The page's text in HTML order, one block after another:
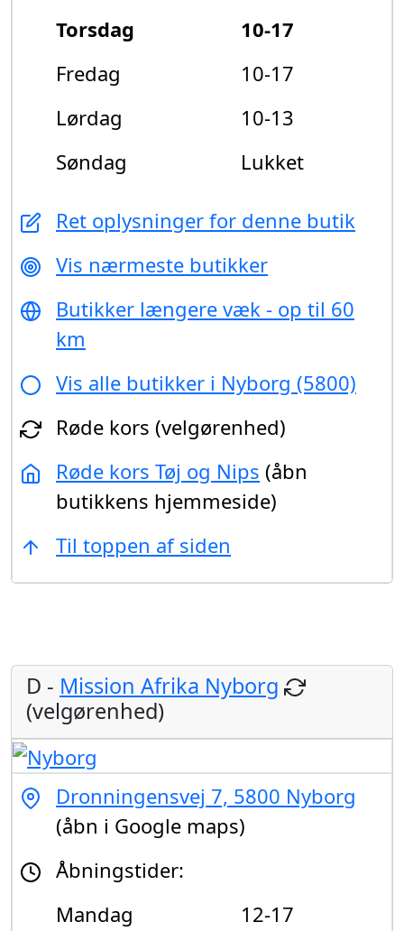
Torsdag
10-17
Fredag
10-17
Lørdag
10-13
Søndag
Lukket
Ret oplysninger for denne butik
Vis nærmeste butikker
Butikker længere væk - op til 60
km
Vis alle butikker i Nyborg (5800)
Røde kors (velgørenhed)
Røde kors Tøj og Nips (åbn
butikkens hjemmeside)
Til toppen af siden
D - Mission Afrika Nyborg
(velgørenhed)
Dronningensvej 7, 5800 Nyborg
(åbn i Google maps)
Åbningstider:
Mandag
12-17